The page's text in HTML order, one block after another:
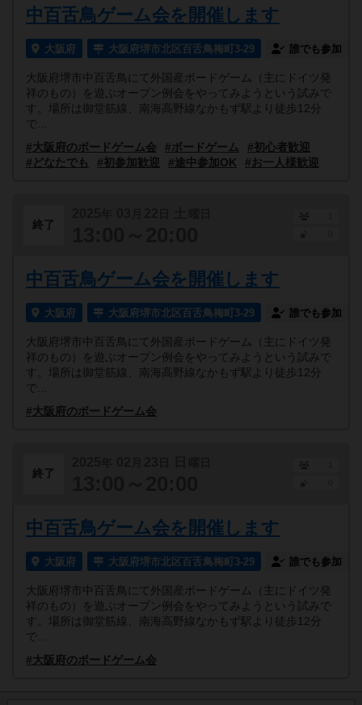
中百舌鳥ゲーム会を開催します
大阪府 大阪府堺市北区百舌鳥梅町3-29 誰でも参加
大阪府堺市中百舌鳥にて外国産ボードゲーム（主にドイツ発
祥のもの）を遊ぶオープン例会をやってみようという試みで
す。場所は御堂筋線、南海高野線なかもず駅より徒歩12分
で...
#大阪府のボードゲーム会
#ボードゲーム
#初心者歓迎
#どなたでも
#初参加歓迎 #途中参加OK #お一人様歓迎
終了
中百舌鳥ゲーム会を開催します
大阪府 大阪府堺市北区百舌鳥梅町3-29 誰でも参加
大阪府堺市中百舌鳥にて外国産ボードゲーム（主にドイツ発
祥のもの）を遊ぶオープン例会をやってみようという試みで
す。場所は御堂筋線、南海高野線なかもず駅より徒歩12分
で...
#大阪府のボードゲーム会
終了
中百舌鳥ゲーム会を開催します
大阪府 大阪府堺市北区百舌鳥梅町3-29 誰でも参加
大阪府堺市中百舌鳥にて外国産ボードゲーム（主にドイツ発
祥のもの）を遊ぶオープン例会をやってみようという試みで
す。場所は御堂筋線、南海高野線なかもず駅より徒歩12分
で...
#大阪府のボードゲーム会